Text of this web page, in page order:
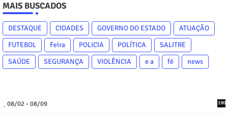
MAIS BUSCADOS
DESTAQUE CIDADES GOVERNO DO ESTADO
ATUAÇÃO
FUTEBOL
Feira POLICIA POLÍTICA
SALITRE
SAÚDE
SEGURANÇA VIOLÊNCIA e a fé news
08/02 - 08/09 190